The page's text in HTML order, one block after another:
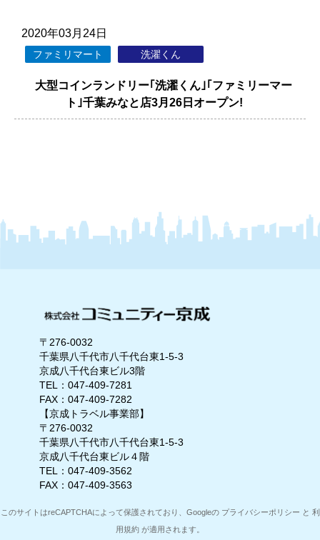
2020年03月24日
ファミリマート 洗濯くん
大型コインランドリー｢洗濯くん｣｢ファミリーマー
ト｣千葉みなと店3月26日オープン!
〒276-0032
千葉県八千代市八千代台東1-5-3
京成八千代台東ビル3階
TEL：047-409-7281
FAX：047-409-7282
【京成トラベル事業部】
〒276-0032
千葉県八千代市八千代台東1-5-3
京成八千代台東ビル４階
TEL：047-409-3562
FAX：047-409-3563
このサイトはreCAPTCHAによって保護されており、Googleの プライバシーポリシー と 利
用規約 が適用されます。